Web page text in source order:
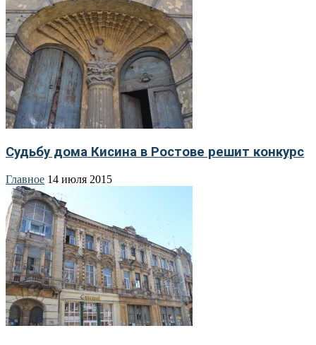
Судьбу дома Кисина в Ростове решит конкурс
Главное 14 июля 2015